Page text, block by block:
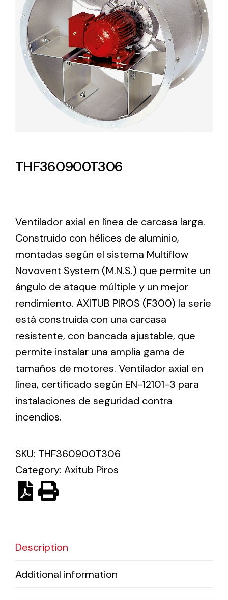
Lighting and Electrical
Equipment
Complete solutions in lighting and electrical
material for each project and need
Amplia gama de ventiladores y equipos de
Ventilation
The incorporation of Novovent into the group
meant a greater offer of ventilation products for
different uses
Iluminación Solar
Variedad de soluciones solares para todo tipo
de necesidades.
Solar lighting
THF360900T306
Ventilador axial en línea de carcasa larga.
Construido con hélices de aluminio,
montadas según el sistema Multiflow
Novovent System (M.N.S.) que permite un
ángulo de ataque múltiple y un mejor
rendimiento. AXITUB PIROS (F300) la serie
está construida con una carcasa
resistente, con bancada ajustable, que
permite instalar una amplia gama de
tamaños de motores. Ventilador axial en
línea, certificado según EN-12101-3 para
instalaciones de seguridad contra
incendios.
SKU: THF360900T306
Category: Axitub Piros
Description
Additional information